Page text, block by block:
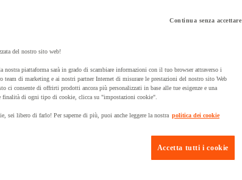
Manutan Expert
Prodotti in pronta consegna
Continua senza accettare
del nostro sito web!
piattaforma sarà in grado di scambiare informazioni con il tuo browser attraverso i
team di marketing e ai nostri partner Internet di misurare le prestazioni del nostro sito Web
ci consente di offrirti prodotti ancora più personalizzati in base alle tue esigenze e una
finalità di ogni tipo di cookie, clicca su "impostazioni cookie".
sei libero di farlo! Per saperne di più, puoi anche leggere la nostra politica dei cookie
Accetta tutti i cookie